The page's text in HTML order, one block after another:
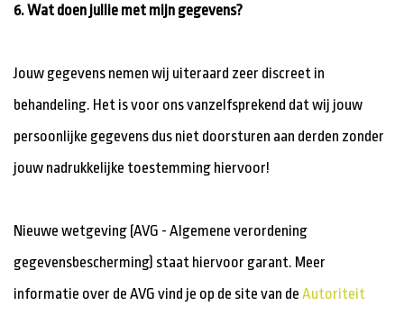
6. Wat doen jullie met mijn gegevens?
Jouw gegevens nemen wij uiteraard zeer discreet in
behandeling. Het is voor ons vanzelfsprekend dat wij jouw
persoonlijke gegevens dus niet doorsturen aan derden zonder
jouw nadrukkelijke toestemming hiervoor!
Nieuwe wetgeving (AVG - Algemene verordening
gegevensbescherming) staat hiervoor garant. Meer
informatie over de AVG vind je op de site van de Autoriteit